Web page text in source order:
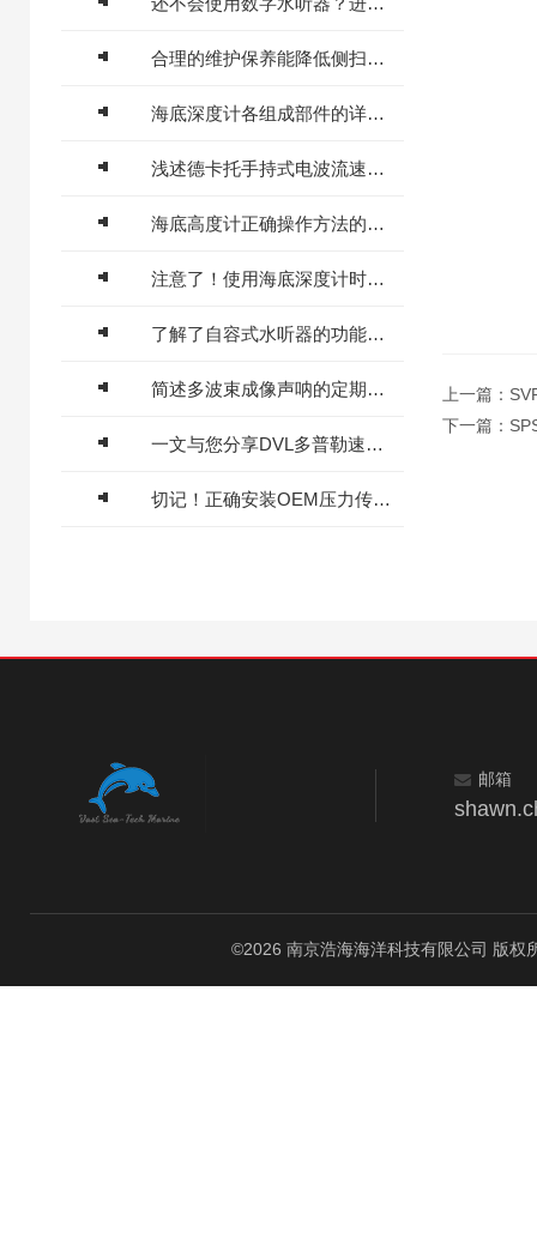
合理的维护保养能降低侧扫声纳的故障率
海底深度计各组成部件的详细功能特点分享
浅述德卡托手持式电波流速仪的常见故障解决方法
海底高度计正确操作方法的详细说明
注意了！使用海底深度计时需要注意这些事项
了解了自容式水听器的功能才能更好的使用它
简述多波束成像声呐的定期维护保养方法
一文与您分享DVL多普勒速度计程仪的常见故障相应解决方法
切记！正确安装OEM压力传感器才能充分发挥性能
上一篇：
下一篇：
邮箱
©2026 南京浩海海洋科技有限公司 版权